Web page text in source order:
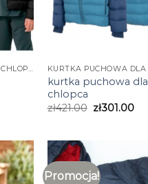
KURTKA PUCHOWA DLA CHLOPCA
kurtka puchowa dla
chlopca
zł421.00 zł301.00
Promocja!